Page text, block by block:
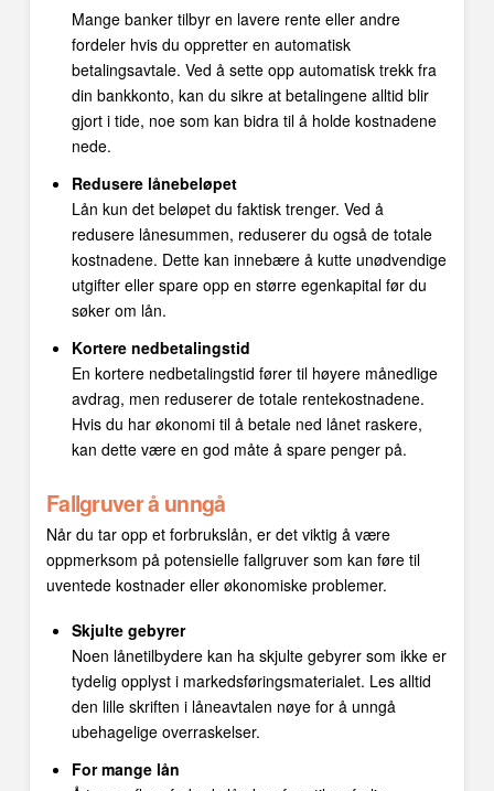
Mange banker tilbyr en lavere rente eller andre
fordeler hvis du oppretter en automatisk
betalingsavtale. Ved å sette opp automatisk trekk fra
din bankkonto, kan du sikre at betalingene alltid blir
gjort i tide, noe som kan bidra til å holde kostnadene
nede.
Redusere lånebeløpet
Lån kun det beløpet du faktisk trenger. Ved å
redusere lånesummen, reduserer du også de totale
kostnadene. Dette kan innebære å kutte unødvendige
utgifter eller spare opp en større egenkapital før du
søker om lån.
Kortere nedbetalingstid
En kortere nedbetalingstid fører til høyere månedlige
avdrag, men reduserer de totale rentekostnadene.
Hvis du har økonomi til å betale ned lånet raskere,
kan dette være en god måte å spare penger på.
Fallgruver å unngå
Når du tar opp et forbrukslån, er det viktig å være
oppmerksom på potensielle fallgruver som kan føre til
uventede kostnader eller økonomiske problemer.
Skjulte gebyrer
Noen lånetilbydere kan ha skjulte gebyrer som ikke er
tydelig opplyst i markedsføringsmaterialet. Les alltid
den lille skriften i låneavtalen nøye for å unngå
ubehagelige overraskelser.
For mange lån